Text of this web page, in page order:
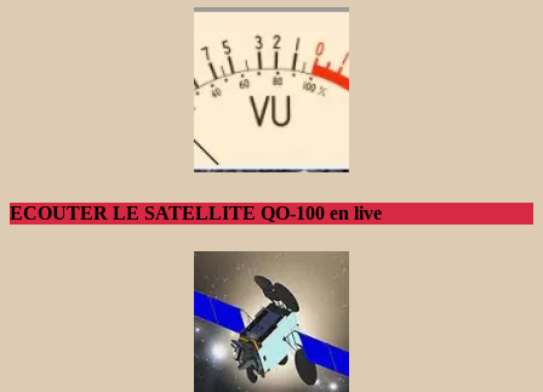
ECOUTER LE SATELLITE QO-100 en live